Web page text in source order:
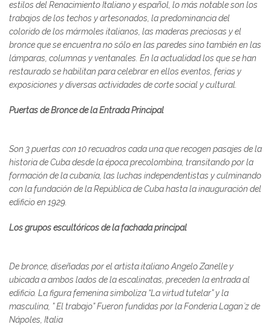
estilos del Renacimiento Italiano y español, lo más notable son los
trabajos de los techos y artesonados, la predominancia del
colorido de los mármoles italianos, las maderas preciosas y el
bronce que se encuentra no sólo en las paredes sino también en las
lámparas, columnas y ventanales. En la actualidad los que se han
restaurado se habilitan para celebrar en ellos eventos, ferias y
exposiciones y diversas actividades de corte social y cultural.
Puertas de Bronce de la Entrada Principal
Son 3 puertas con 10 recuadros cada una que recogen pasajes de la
historia de Cuba desde la época precolombina, transitando por la
formación de la cubanía, las luchas independentistas y culminando
con la fundación de la República de Cuba hasta la inauguración del
edificio en 1929.
Los grupos escultóricos de la fachada principal
De bronce, diseñadas por el artista italiano Angelo Zanelle y
ubicada a ambos lados de la escalinatas, preceden la entrada al
edificio. La figura femenina simboliza “La virtud tutelar” y la
masculina, ” El trabajo” Fueron fundidas por la Fonderia Lagan´z de
Nápoles, Italia